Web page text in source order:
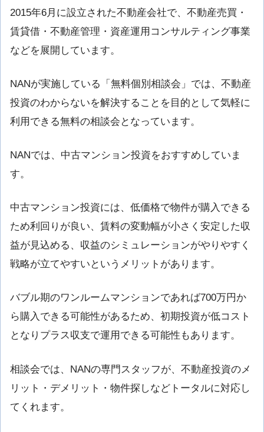
2015年6月に設立された不動産会社で、不動産売買・
賃貸借・不動産管理・資産運用コンサルティング事業
などを展開しています。
NANが実施している「無料個別相談会」では、不動産
投資のわからないを解決することを目的として気軽に
利用できる無料の相談会となっています。
NANでは、中古マンション投資をおすすめしていま
す。
中古マンション投資には、低価格で物件が購入できる
ため利回りが良い、賃料の変動幅が小さく安定した収
益が見込める、収益のシミュレーションがやりやすく
戦略が立てやすいというメリットがあります。
バブル期のワンルームマンションであれば700万円か
ら購入できる可能性があるため、初期投資が低コスト
となりプラス収支で運用できる可能性もあります。
相談会では、NANの専門スタッフが、不動産投資のメ
リット・デメリット・物件探しなどトータルに対応し
てくれます。